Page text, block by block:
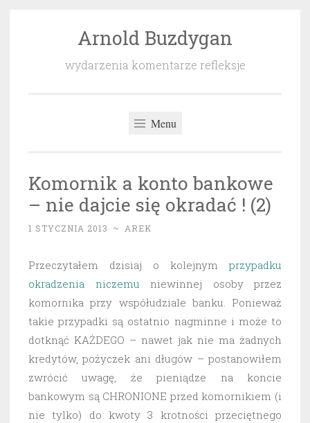
Arnold Buzdygan
wydarzenia komentarze refleksje
Menu
Komornik a konto bankowe
– nie dajcie się okradać ! (2)
1 STYCZNIA 2013 ~ AREK
Przeczytałem dzisiaj o kolejnym przypadku
okradzenia niczemu niewinnej osoby przez
komornika przy współudziale banku. Ponieważ
takie przypadki są ostatnio nagminne i może to
dotknąć KAŻDEGO – nawet jak nie ma żadnych
kredytów, pożyczek ani długów – postanowiłem
zwrócić uwagę, że pieniądze na koncie
bankowym są CHRONIONE przed komornikiem (i
nie tylko) do kwoty 3 krotności przeciętnego